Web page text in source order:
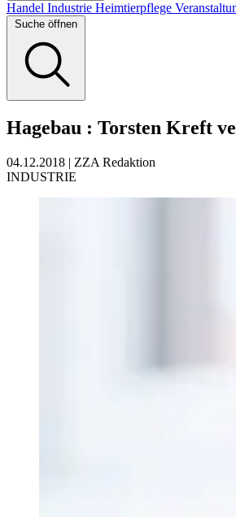
Handel Industrie Heimtierpflege
Suche öffnen
Hagebau : Torsten Kreft
04.12.2018 | ZZA Redaktion
INDUSTRIE